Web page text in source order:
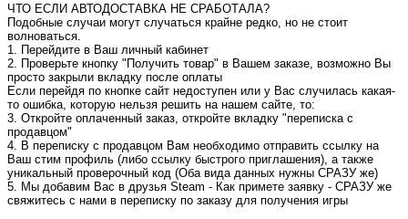
ЧТО ЕСЛИ АВТОДОСТАВКА НЕ СРАБОТАЛА?
Подобные случаи могут случаться крайне редко, но не стоит
волноваться.
1. Перейдите в Ваш личный кабинет
2. Проверьте кнопку "Получить товар" в Вашем заказе, возможно Вы
просто закрыли вкладку после оплаты
Если перейдя по кнопке сайт недоступен или у Вас случилась какая-
то ошибка, которую нельзя решить на нашем сайте, то:
3. Откройте оплаченный заказ, откройте вкладку "переписка с
продавцом"
4. В переписку с продавцом Вам необходимо отправить ссылку на
Ваш стим профиль (либо ссылку быстрого приглашения), а также
уникальный проверочный код (Оба вида данных нужны СРАЗУ же)
5. Мы добавим Вас в друзья Steam - Как примете заявку - СРАЗУ же
свяжитесь с нами в переписку по заказу для получения игры